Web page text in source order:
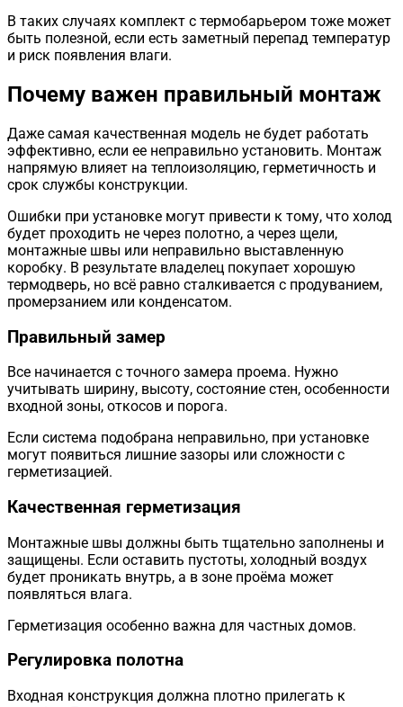
В таких случаях комплект с термобарьером тоже может
быть полезной, если есть заметный перепад температур
и риск появления влаги.
Почему важен правильный монтаж
Даже самая качественная модель не будет работать
эффективно, если ее неправильно установить. Монтаж
напрямую влияет на теплоизоляцию, герметичность и
срок службы конструкции.
Ошибки при установке могут привести к тому, что холод
будет проходить не через полотно, а через щели,
монтажные швы или неправильно выставленную
коробку. В результате владелец покупает хорошую
термодверь, но всё равно сталкивается с продуванием,
промерзанием или конденсатом.
Правильный замер
Все начинается с точного замера проема. Нужно
учитывать ширину, высоту, состояние стен, особенности
входной зоны, откосов и порога.
Если система подобрана неправильно, при установке
могут появиться лишние зазоры или сложности с
герметизацией.
Качественная герметизация
Монтажные швы должны быть тщательно заполнены и
защищены. Если оставить пустоты, холодный воздух
будет проникать внутрь, а в зоне проёма может
появляться влага.
Герметизация особенно важна для частных домов.
Регулировка полотна
Входная конструкция должна плотно прилегать к